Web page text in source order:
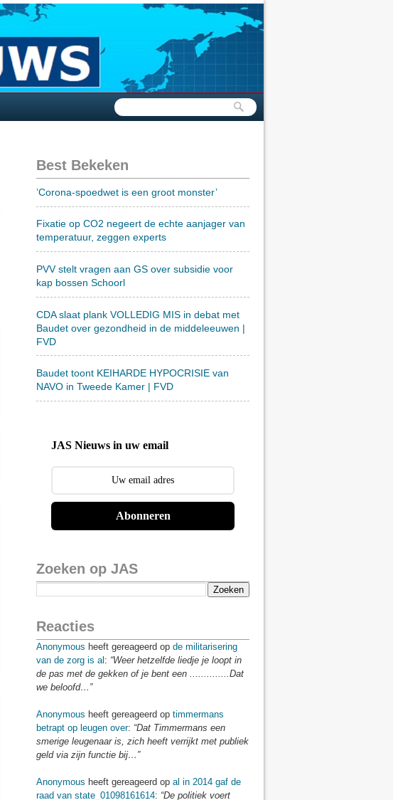
Best Bekeken
’Corona-spoedwet is een groot monster’
Fixatie op CO2 negeert de echte aanjager van
temperatuur, zeggen experts
PVV stelt vragen aan GS over subsidie voor
kap bossen Schoorl
CDA slaat plank VOLLEDIG MIS in debat met
Baudet over gezondheid in de middeleeuwen |
FVD
Baudet toont KEIHARDE HYPOCRISIE van
NAVO in Tweede Kamer | FVD
JAS Nieuws in uw email
Abonneren
Zoeken op JAS
Reacties
Anonymous heeft gereageerd op de militarisering
van de zorg is al : “Weer hetzelfde liedje je loopt in
de pas met de gekken of je bent een ..............Dat
we beloofd…”
Anonymous heeft gereageerd op timmermans
betrapt op leugen over: “Dat Timmermans een
smerige leugenaar is, zich heeft verrijkt met publiek
geld via zijn functie bij…”
Anonymous heeft gereageerd op al in 2014 gaf de
raad van state_01098161614: “De politiek voert